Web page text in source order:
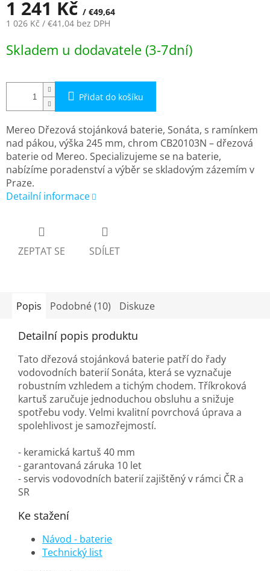
1 241 Kč / €49,64
1 026 Kč / €41,04 bez DPH
cena:
Skladem u dodavatele (3-7dní)
Přidat do košíku
Mereo Dřezová stojánková baterie, Sonáta, s ramínkem
nad pákou, výška 245 mm, chrom CB20103N – dřezová
baterie od Mereo. Specializujeme se na baterie,
nabízíme poradenství a výběr se skladovým zázemím v
Praze.
Detailní informace
ZEPTAT SE SDÍLET
Popis Podobné (10) Diskuze
Detailní popis produktu
Tato dřezová stojánková baterie patří do řady
vodovodních baterií Sonáta, která se vyznačuje
robustním vzhledem a tichým chodem. Tříkroková
kartuš zaručuje jednoduchou obsluhu a snižuje
spotřebu vody. Velmi kvalitní povrchová úprava a
spolehlivost je samozřejmostí.
- keramická kartuš 40 mm
- garantovaná záruka 10 let
- servis vodovodních baterií zajištěný v rámci ČR a
SR
Ke stažení
Návod - baterie
Technický list